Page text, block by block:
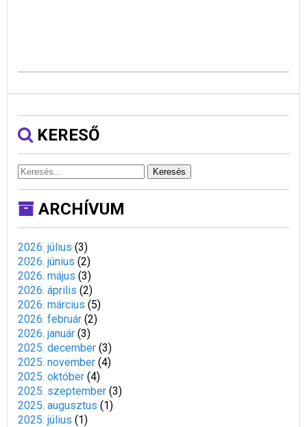
KERESŐ
Keresés
ARCHÍVUM
2026. július (3)
2026. június (2)
2026. május (3)
2026. április (2)
2026. március (5)
2026. február (2)
2026. január (3)
2025. december (3)
2025. november (4)
2025. október (4)
2025. szeptember (3)
2025. augusztus (1)
2025. július (1)